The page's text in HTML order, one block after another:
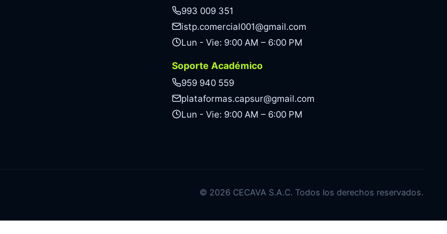
993 009 351
istp.comercial001@gmail.com
Lun - Vie: 9:00 AM – 6:00 PM
Soporte Académico
959 940 559
plataformas.capsur@gmail.com
Lun - Vie: 9:00 AM – 6:00 PM
© 2026 CECAVA S.A.C. Todos los derechos reservados.